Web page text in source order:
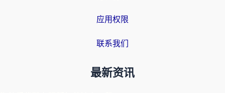
应用权限
联系我们
最新资讯